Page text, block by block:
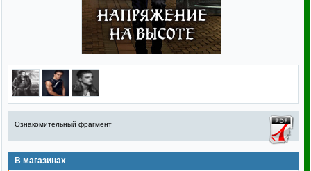
Ознакомительный фрагмент
В магазинах